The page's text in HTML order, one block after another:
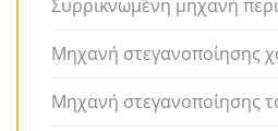
Συρρικνωμένη μηχανή
Μηχανή στεγανοποίησης
Μηχανή στεγανοποίησης